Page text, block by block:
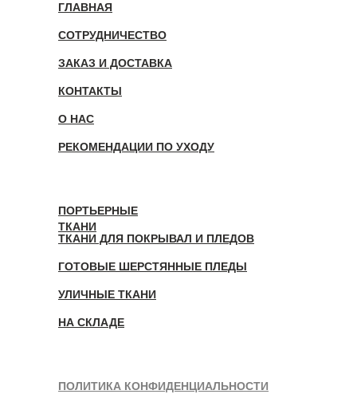
ГЛАВНАЯ
СОТРУДНИЧЕСТВО
ЗАКАЗ И ДОСТАВКА
КОНТАКТЫ
О НАС
ПОЛИТИКА КОНФИДЕНЦИАЛЬНОСТИ
ПОРТЬЕРНЫЕ
ТКАНИ
ТКАНИ ДЛЯ ПОКРЫВАЛ И ПЛЕДОВ
ГОТОВЫЕ ШЕРСТЯННЫЕ ПЛЕДЫ
УЛИЧНЫЕ ТКАНИ
НА СКЛАДЕ
РЕКОМЕНДАЦИИ ПО УХОДУ